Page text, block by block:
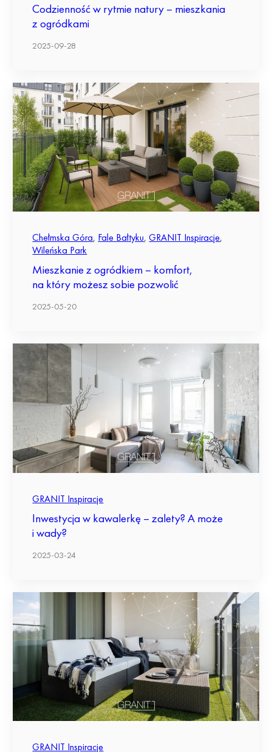
Codzienność w rytmie natury – mieszkania
z ogródkami
2025-09-28
Chełmska Góra, Fale Bałtyku,GRANIT Inspiracje,
Wileńska Park
Mieszkanie z ogródkiem – komfort,
na który możesz sobie pozwolić
2025-05-20
GRANIT Inspiracje
Inwestycja w kawalerkę – zalety? A może
i wady?
2025-03-24
GRANIT Inspiracje